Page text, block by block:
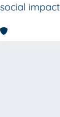
social impact